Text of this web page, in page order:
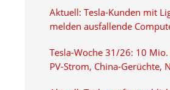
Aktuell: Tesla-Kunden mit
melden ausfallende
Tesla-Woche 31/26: 10 Mio.
PV-Strom, China-Gerüchte,